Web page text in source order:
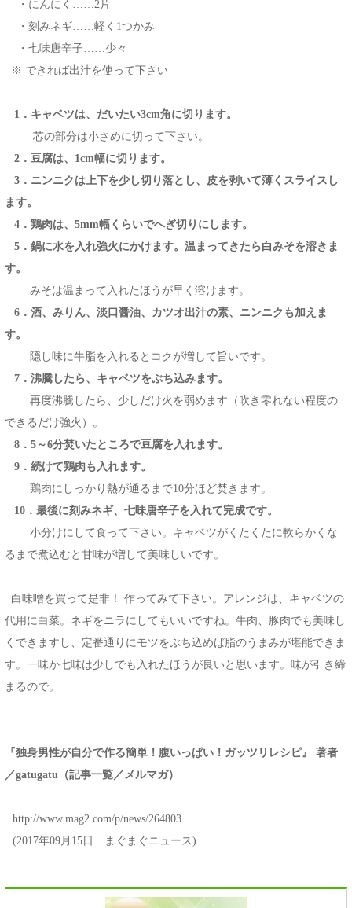
・にんにく……2片
・刻みネギ……軽く1つかみ
・七味唐辛子……少々
※ できれば出汁を使って下さい
1．キャベツは、だいたい3cm角に切ります。
芯の部分は小さめに切って下さい。
2．豆腐は、1cm幅に切ります。
3．ニンニクは上下を少し切り落とし、皮を剥いて薄くスライスし
ます。
4．鶏肉は、5mm幅くらいでへぎ切りにします。
5．鍋に水を入れ強火にかけます。温まってきたら白みそを溶きま
す。
みそは温まって入れたほうが早く溶けます。
6．酒、みりん、淡口醤油、カツオ出汁の素、ニンニクも加えま
す。
隠し味に牛脂を入れるとコクが増して旨いです。
7．沸騰したら、キャベツをぶち込みます。
再度沸騰したら、少しだけ火を弱めます（吹き零れない程度の
できるだけ強火）。
8．5～6分焚いたところで豆腐を入れます。
9．続けて鶏肉も入れます。
鶏肉にしっかり熱が通るまで10分ほど焚きます。
10．最後に刻みネギ、七味唐辛子を入れて完成です。
小分けにして食って下さい。キャベツがくたくたに軟らかくな
るまで煮込むと甘味が増して美味しいです。
白味噌を買って是非！ 作ってみて下さい。アレンジは、キャベツの
代用に白菜。ネギをニラにしてもいいですね。牛肉、豚肉でも美味し
くできますし、定番通りにモツをぶち込めば脂のうまみが堪能できま
す。一味か七味は少しでも入れたほうが良いと思います。味が引き締
まるので。
『独身男性が自分で作る簡単！腹いっぱい！ガッツリレシピ』 著者
／gatugatu（記事一覧／メルマガ）
http://www.mag2.com/p/news/264803
(2017年09月15日 まぐまぐニュース)